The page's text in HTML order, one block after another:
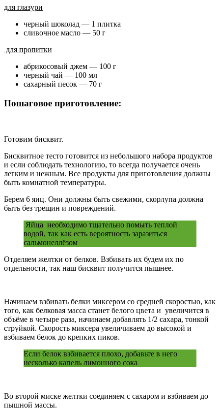
для глазури
черный шоколад — 1 плитка
сливочное масло — 50 г
для пропитки
абрикосовый джем — 100 г
черный чай — 100 мл
сахарный песок — 70 г
Пошаговое приготовление:
Готовим бисквит.
Бисквитное тесто готовится из небольшого набора продуктов
и если соблюдать технологию, то всегда получается очень
легким и нежным. Все продукты для приготовления должны
быть комнатной температуры.
Берем 6 яиц. Они должны быть свежими, скорлупа должна
быть без трещин и повреждений.
Яйца необходимо тщательно помыть теплой
водой, так как есть вероятность заразиться
сальмонеллёзом
Отделяем желтки от белков. Взбивать их будем их по
отдельности, так наш бисквит получится пышнее.
Начинаем взбивать белки миксером со средней скоростью, как
того, как белковая масса станет белого цвета и увеличится в
объёме в четыре раза, начинаем добавлять 1/2 сахара, тонкой
струйкой. Скорость миксера увеличиваем до высокой и
взбиваем белок до крепких пиков.
Если белок взбивается плохо, добавьте в него
несколько капель лимонного сока
Во второй миске желтки соединяем с сахаром и взбиваем до
пышной массы.